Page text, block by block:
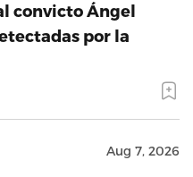
convicto Ángel
por la
Aug 7, 2026